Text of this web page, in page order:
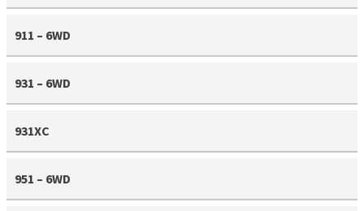
911 – 6WD
931 – 6WD
931XC
951 – 6WD